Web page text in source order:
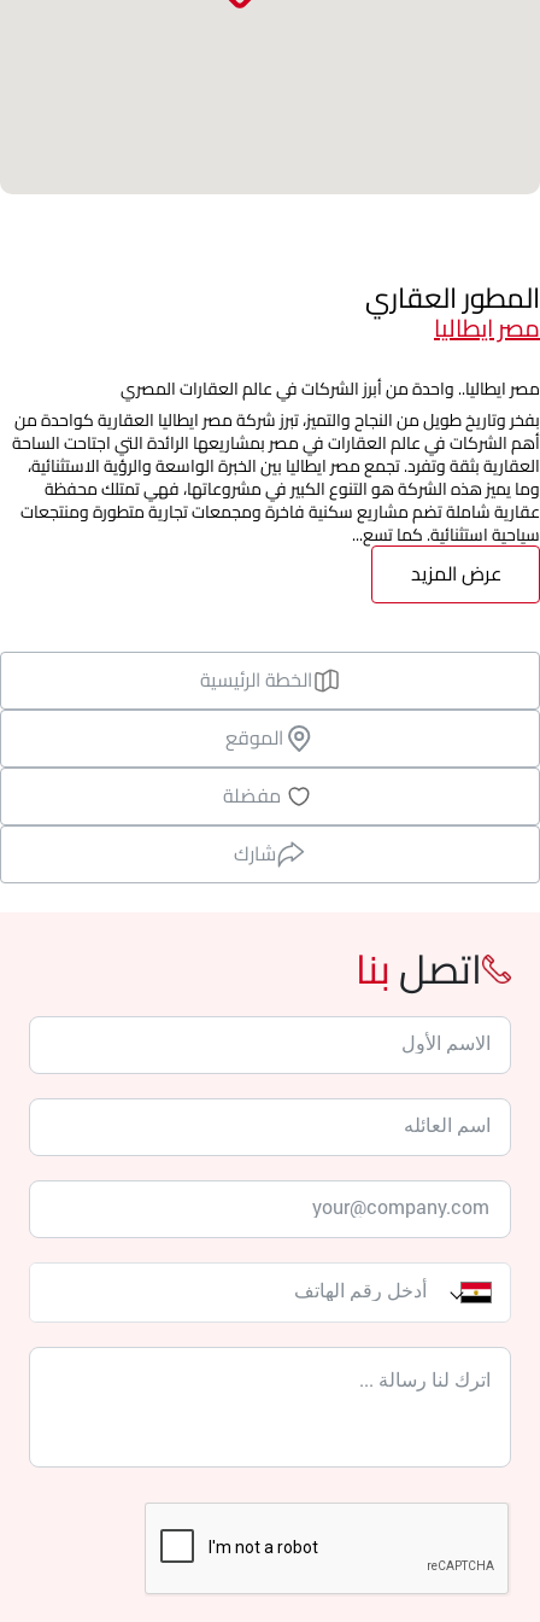
المطور العقاري
مصر ايطاليا
مصر ايطاليا.. واحدة من أبرز الشركات في عالم العقارات المصري
بفخر وتاريخ طويل من النجاح والتميز، تبرز شركة مصر ايطاليا العقارية كواحدة من
أهم الشركات في عالم العقارات في مصر بمشاريعها الرائدة التي اجتاحت الساحة
العقارية بثقة وتفرد. تجمع مصر ايطاليا بين الخبرة الواسعة والرؤية الاستثنائية،
وما يميز هذه الشركة هو التنوع الكبير في مشروعاتها، فهي تمتلك محفظة
عقارية شاملة تضم مشاريع سكنية فاخرة ومجمعات تجارية متطورة ومنتجعات
سياحية استثنائية. كما تسع...
عرض المزيد
الخطة الرئيسية
الموقع
مفضلة
شارك
اتصلبنا